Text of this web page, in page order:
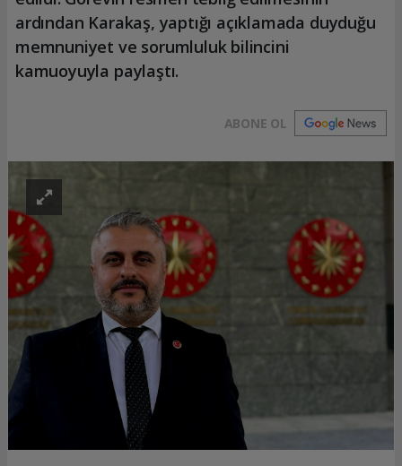
ardından Karakaş, yaptığı açıklamada duyduğu
memnuniyet ve sorumluluk bilincini
kamuoyuyla paylaştı.
ABONE OL